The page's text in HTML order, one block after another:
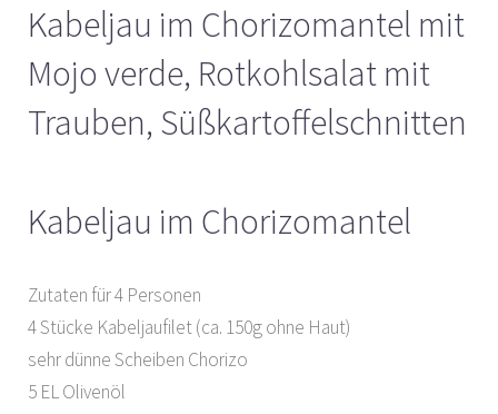
Kabeljau im Chorizomantel mit
Mojo verde, Rotkohlsalat mit
Trauben, Süßkartoffelschnitten
Kabeljau im Chorizomantel
Zutaten für 4 Personen
4 Stücke Kabeljaufilet (ca. 150g ohne Haut)
sehr dünne Scheiben Chorizo
5 EL Olivenöl